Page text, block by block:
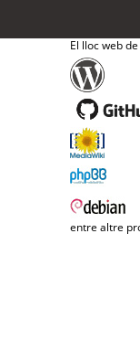
El lloc web
entre altre